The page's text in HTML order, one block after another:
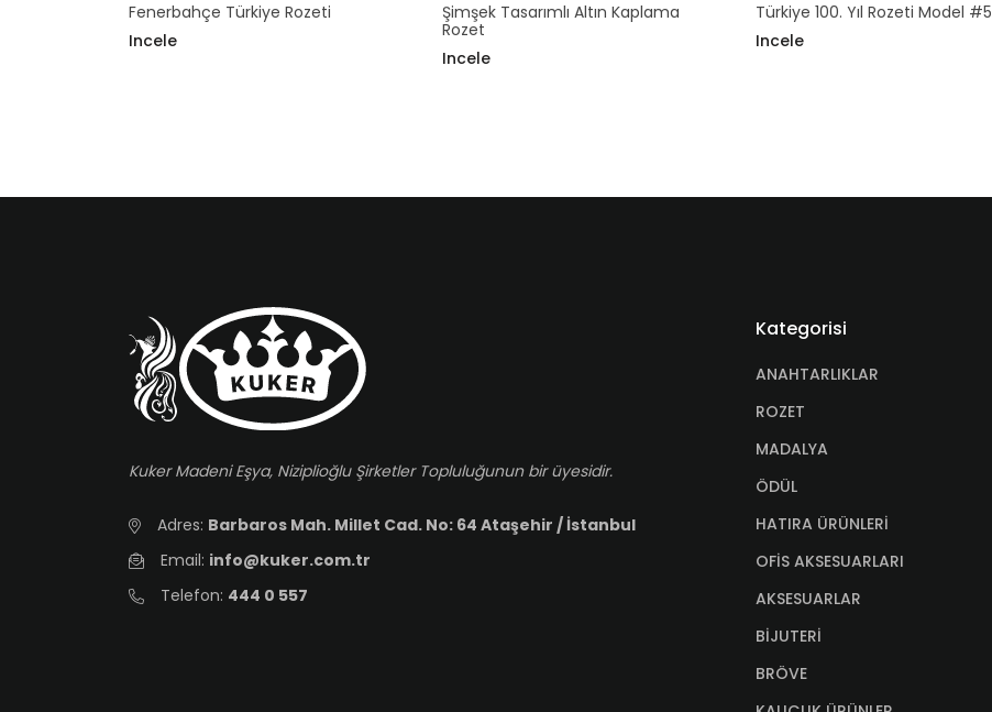
Fenerbahçe Türkiye Rozeti
Incele
Şimşek Tasarımlı Altın Kaplama
Rozet
Incele
Türkiye 100. Yıl Rozeti Model #5
Incele
Kuker Madeni Eşya, Niziplioğlu Şirketler Topluluğunun bir üyesidir.
Adres: Barbaros Mah. Millet Cad. No: 64 Ataşehir / İstanbul
Email: info@kuker.com.tr
Telefon: 444 0 557
Kategorisi
ANAHTARLIKLAR
ROZET
MADALYA
ÖDÜL
HATIRA ÜRÜNLERİ
OFİS AKSESUARLARI
AKSESUARLAR
BİJUTERİ
BRÖVE